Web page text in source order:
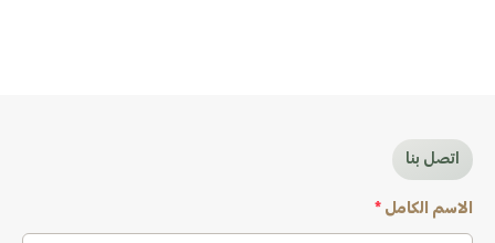
اتصل بنا
الاسم الكامل *